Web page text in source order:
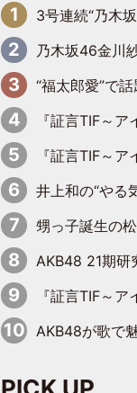
3号連続“乃木坂46祭り” ラストを飾るのは賀喜遥
乃木坂46金川紗耶『
“福太郎愛”で話題…乃木坂46一ノ瀬美空、
『証言TIF～アイドル戦国時代とはなんだったのか～』第6回：でんぱ組.inc・古川未鈴×相
『証言TIF～アイドル戦国時代とはなんだったのか～』第11回：私立恵比寿中学・真
井上和の“やる気フォント”にも注目
甥っ子誕生の松田好花、京都で“ふたつの家族”
AKB48 21期研究生・森川
『証言TIF～アイドル戦国時代とはなんだったのか～』第10回：さくら学院・
AKB48が歌で魅せた新公演『夢の